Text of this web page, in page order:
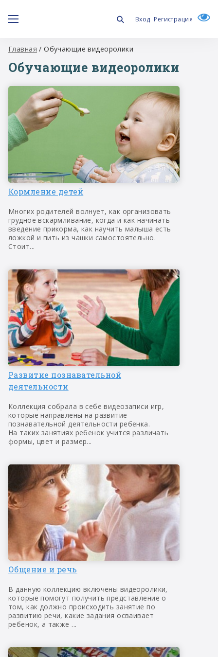
Вход Регистрация
Главная / Обучающие видеоролики
Обучающие видеоролики
Кормление детей
Многих родителей волнует, как организовать
грудное вскармливание, когда и как начинать
введение прикорма, как научить малыша есть
ложкой и пить из чашки самостоятельно.
Стоит...
Развитие познавательной
деятельности
Коллекция собрала в себе видеозаписи игр,
которые направлены на развитие
познавательной деятельности ребенка.
На таких занятиях ребенок учится различать
формы, цвет и размер...
Общение и речь
В данную коллекцию включены видеоролики,
которые помогут получить представление о
том, как должно происходить занятие по
развитию речи, какие задания осваивает
ребенок, а также ...